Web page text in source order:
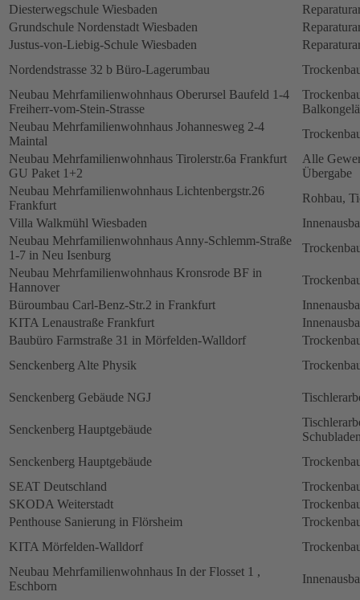
Diesterwegschule Wiesbaden
Grundschule Nordenstadt Wiesbaden
Justus-von-Liebig-Schule Wiesbaden
Nordendstrasse 32 b Büro-Lagerumbau
Neubau Mehrfamilienwohnhaus Oberursel Baufeld 1-4
Freiherr-vom-Stein-Strasse
Neubau Mehrfamilienwohnhaus Johannesweg 2-4
Maintal
Neubau Mehrfamilienwohnhaus Tirolerstr.6a Frankfurt
GU Paket 1+2
Alle
Übergabe
Neubau Mehrfamilienwohnhaus Lichtenbergstr.26
Frankfurt
Rohbau,
Villa Walkmühl Wiesbaden
Neubau Mehrfamilienwohnhaus Anny-Schlemm-Straße
1-7 in Neu Isenburg
Neubau Mehrfamilienwohnhaus Kronsrode BF in
Hannover
Büroumbau Carl-Benz-Str.2 in Frankfurt
KITA Lenaustraße Frankfurt
Baubüro Farmstraße 31 in Mörfelden-Walldorf
Senckenberg Alte Physik
Senckenberg Gebäude NGJ
Senckenberg Hauptgebäude
Senckenberg Hauptgebäude
SEAT Deutschland
SKODA Weiterstadt
Penthouse Sanierung in Flörsheim
KITA Mörfelden-Walldorf
Neubau Mehrfamilienwohnhaus In der Flosset 1 ,
Eschborn